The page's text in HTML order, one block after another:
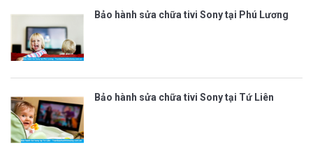
Bảo hành sửa chữa tivi Sony tại Phú Lương
Bảo hành sửa chữa tivi Sony tại Tứ Liên